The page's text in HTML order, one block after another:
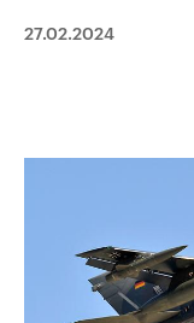
Umfragen,
Wahlprogramme,
und Kandidaten
27.02.2024